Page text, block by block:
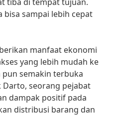
bisa sampai lebih cepat
manfaat ekonomi
yang lebih mudah ke
semakin terbuka
Darto, seorang pejabat
dampak positif pada
distribusi barang dan